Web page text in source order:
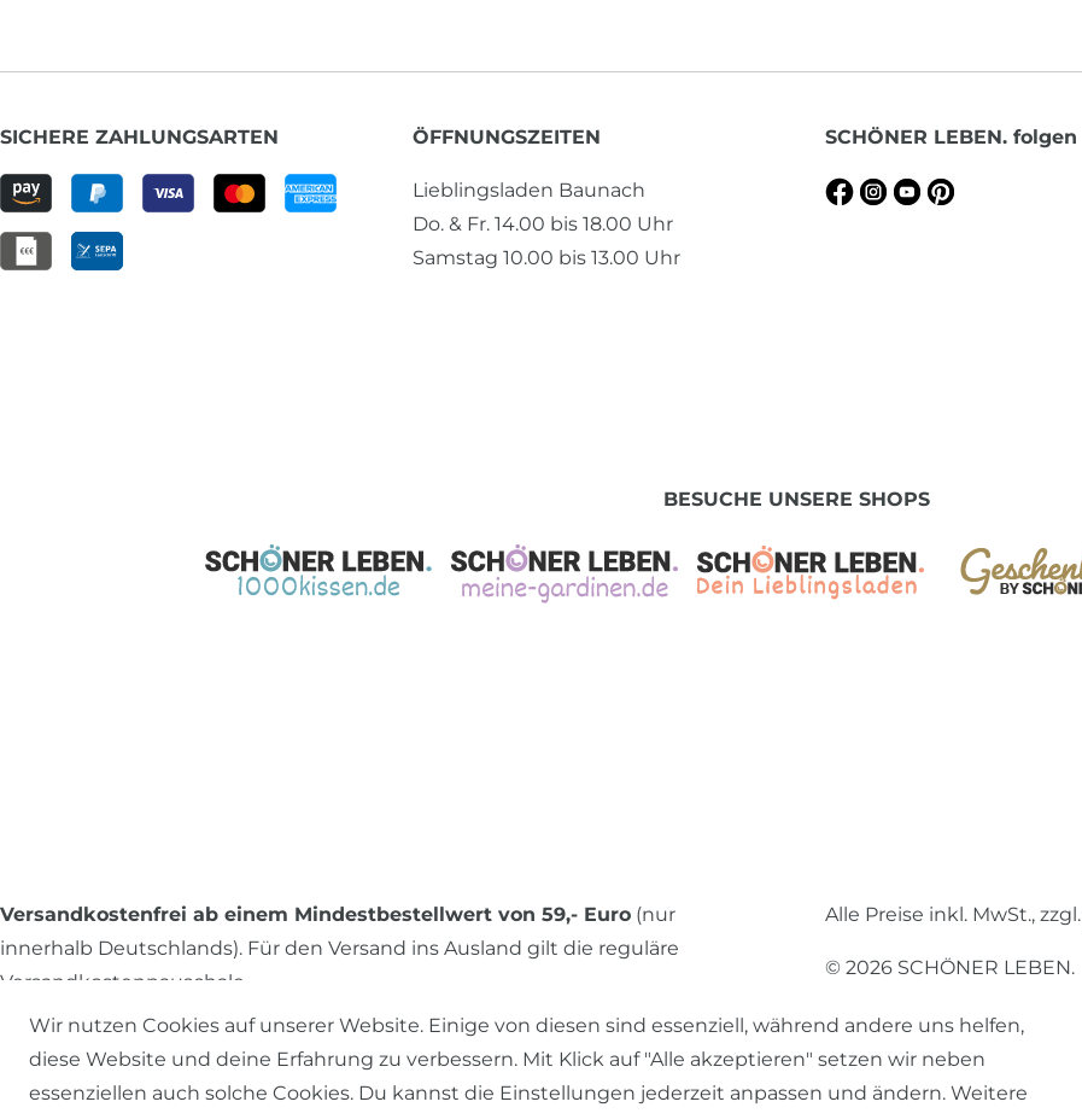
SICHERE ZAHLUNGSARTEN ÖFFNUNGSZEITEN
Lieblingsladen Baunach
Do. & Fr. 14.00 bis 18.00 Uhr
Samstag 10.00 bis 13.00 Uhr
SCHÖNER LEBEN. folgen
BESUCHE UNSERE SHOPS
Versandkostenfrei ab einem Mindestbestellwert von 59,- Euro (nur
innerhalb Deutschlands). Für den Versand ins Ausland gilt die reguläre
Versandkostenpauschale.
Alle Preise inkl. MwSt., zzgl.
© 2026 SCHÖNER LEBEN.
Wir nutzen Cookies auf unserer Website. Einige von diesen sind essenziell, während andere uns helfen,
diese Website und deine Erfahrung zu verbessern. Mit Klick auf "Alle akzeptieren" setzen wir neben
essenziellen auch solche Cookies. Du kannst die Einstellungen jederzeit anpassen und ändern. Weitere